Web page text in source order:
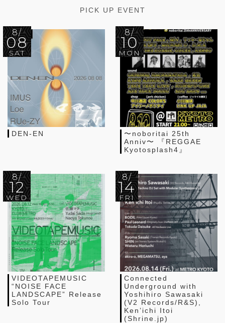
PICK UP EVENT
8/
08
SAT
DEN-EN
8/
10
MON
〜noboritai 25th
Anniv〜 『REGGAE
Kyotosplash4』
8/
12
WED
VIDEOTAPEMUSIC
“NOISE FACE
LANDSCAPE” Release
Solo Tour
8/
14
FRI
Connected
Underground with
Yoshihiro Sawasaki
(V2 Records/R&S),
Ken’ichi Itoi
(Shrine.jp)